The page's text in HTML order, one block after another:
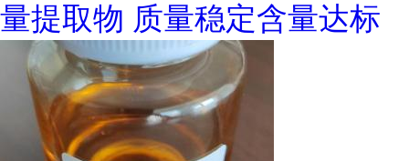
量提取物 质量稳定含量达标